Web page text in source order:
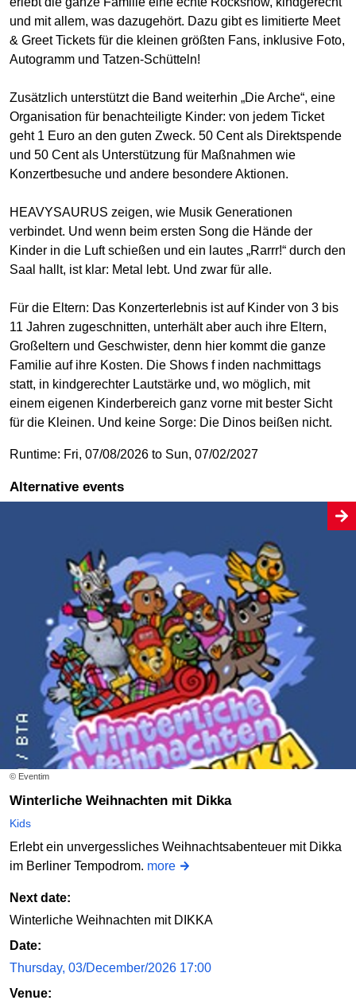
und mit allem, was dazugehört. Dazu gibt es limitierte Meet
& Greet Tickets für die kleinen größten Fans, inklusive Foto,
Autogramm und Tatzen-Schütteln!
Zusätzlich unterstützt die Band weiterhin „Die Arche“, eine
Organisation für benachteiligte Kinder: von jedem Ticket
geht 1 Euro an den guten Zweck. 50 Cent als Direktspende
und 50 Cent als Unterstützung für Maßnahmen wie
Konzertbesuche und andere besondere Aktionen.
HEAVYSAURUS zeigen, wie Musik Generationen
verbindet. Und wenn beim ersten Song die Hände der
Kinder in die Luft schießen und ein lautes „Rarrr!“ durch den
Saal hallt, ist klar: Metal lebt. Und zwar für alle.
Für die Eltern: Das Konzerterlebnis ist auf Kinder von 3 bis
11 Jahren zugeschnitten, unterhält aber auch ihre Eltern,
Großeltern und Geschwister, denn hier kommt die ganze
Familie auf ihre Kosten. Die Shows f inden nachmittags
statt, in kindgerechter Lautstärke und, wo möglich, mit
einem eigenen Kinderbereich ganz vorne mit bester Sicht
für die Kleinen. Und keine Sorge: Die Dinos beißen nicht.
Runtime: Fri, 07/08/2026 to Sun, 07/02/2027
Alternative events
© Eventim
Winterliche Weihnachten mit Dikka
Kids
Erlebt ein unvergessliches Weihnachtsabenteuer mit Dikka
im Berliner Tempodrom. more
Next date:
Winterliche Weihnachten mit DIKKA
Date:
Thursday, 03/December/2026 17:00
Venue: